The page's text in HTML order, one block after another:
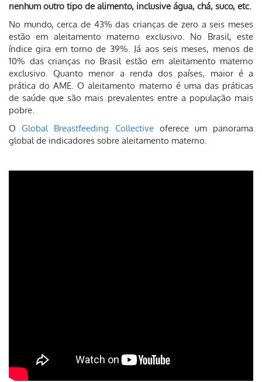
nenhum outro tipo de alimento, inclusive água, chá, suco, etc.
No mundo, cerca de 43% das crianças de zero a seis meses
estão em aleitamento materno exclusivo. No Brasil, este
índice gira em torno de 39%. Já aos seis meses, menos de
10% das crianças no Brasil estão em aleitamento materno
exclusivo. Quanto menor a renda dos países, maior é a
prática do AME. O aleitamento materno é uma das práticas
de saúde que são mais prevalentes entre a população mais
pobre.
OGlobal Breastfeeding Collectiveoferece um panorama
global de indicadores sobre aleitamento materno.